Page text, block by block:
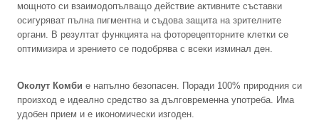
мощното си взаимодопълващо действие активните съставки
осигуряват пълна пигментна и съдова защита на зрителните
органи. В резултат функцията на фоторецепторните клетки се
оптимизира и зрението се подобрява с всеки изминал ден.
Околут Комби е напълно безопасен. Поради 100% природния си
произход е идеално средство за дълговременна употреба. Има
удобен прием и е икономически изгоден.